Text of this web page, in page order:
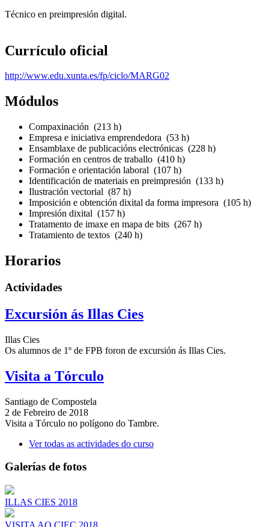
Técnico en preimpresión digital.
Currículo oficial
http://www.edu.xunta.es/fp/ciclo/MARG02
Módulos
Compaxinación (213 h)
Empresa e iniciativa emprendedora (53 h)
Ensamblaxe de publicacións electrónicas (228 h)
Formación en centros de traballo (410 h)
Formación e orientación laboral (107 h)
Identificación de materiais en preimpresión (133 h)
Ilustración vectorial (87 h)
Imposición e obtención dixital da forma impresora (105 h)
Impresión dixital (157 h)
Tratamento de imaxe en mapa de bits (267 h)
Tratamiento de textos (240 h)
Horarios
Actividades
Excursión ás Illas Cies
Illas Cies
Os alumnos de 1º de FPB foron de excursión ás Illas Cies.
Visita a Tórculo
Santiago de Compostela
2 de Febreiro de 2018
Visita a Tórculo no polígono do Tambre.
Ver todas as actividades do curso
Galerías de fotos
ILLAS CIES 2018
VISITA AO CIEC 2018